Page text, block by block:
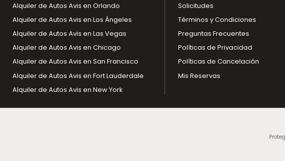
Alquiler de Autos Avis en Orlando
Alquiler de Autos Avis en Los Ángeles
Alquiler de Autos Avis en Las Vegas
Alquiler de Autos Avis en Chicago
Alquiler de Autos Avis en San Francisco
Alquiler de Autos Avis en Fort Lauderdale
Alquiler de Autos Avis en New York
Solicitudes
Términos y Condiciones
Preguntas Frecuentes
Políticas de Privacidad
Políticas de Cancelación
Mis Reservas